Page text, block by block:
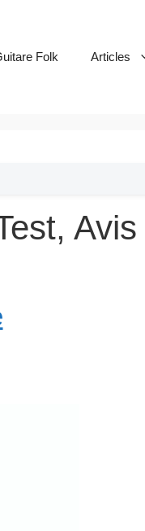
Folk Articles
Avis